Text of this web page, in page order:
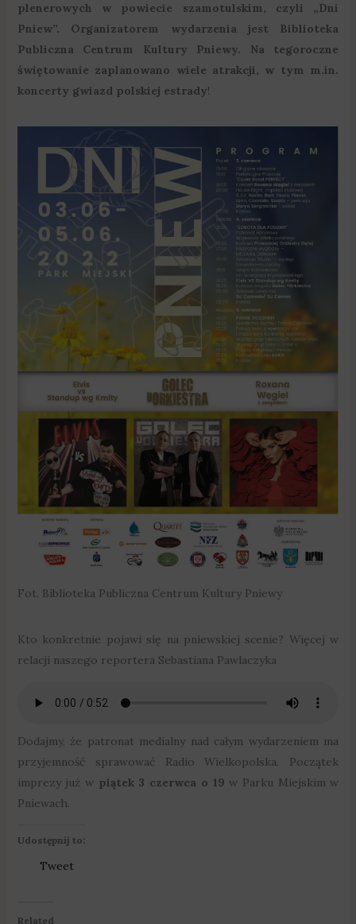
plenerowych w powiecie szamotulskim, czyli „Dni
Pniew”. Organizatorem wydarzenia jest Biblioteka
Publiczna Centrum Kultury Pniewy. Na tegoroczne
świętowanie zaplanowano wiele atrakcji, w tym m.in.
koncerty gwiazd polskiej estrady!
Fot. Biblioteka Publiczna Centrum Kultury Pniewy
Kto konkretnie pojawi się na pniewskiej scenie? Więcej w
relacji naszego reportera Sebastiana Pawlaczyka
Dodajmy, że patronat medialny nad całym wydarzeniem ma
przyjemność sprawować Radio Wielkopolska. Początek
imprezy już w piątek 3 czerwca o 19 w Parku Miejskim w
Pniewach.
Udostępnij to:
Tweet
Related